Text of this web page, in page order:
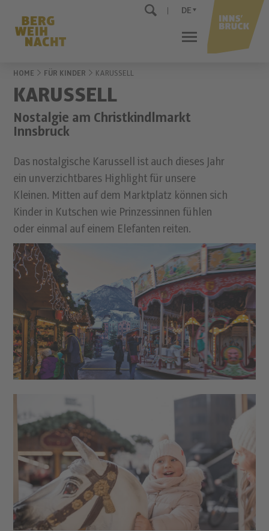
DE
HOME FÜR KINDER KARUSSELL
KARUSSELL
Nostalgie am Christkindlmarkt
Innsbruck
Das nostalgische Karussell ist auch dieses Jahr
ein unverzichtbares Highlight für unsere
Kleinen. Mitten auf dem Marktplatz können sich
Kinder in Kutschen wie Prinzessinnen fühlen
oder einmal auf einem Elefanten reiten.